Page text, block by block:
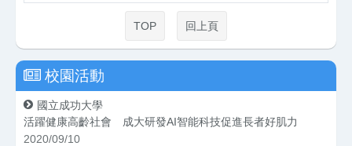
TOP 回上頁
校園活動
國立成功大學
活躍健康高齡社會 成大研發AI智能科技促進長者好肌力
2020/09/10